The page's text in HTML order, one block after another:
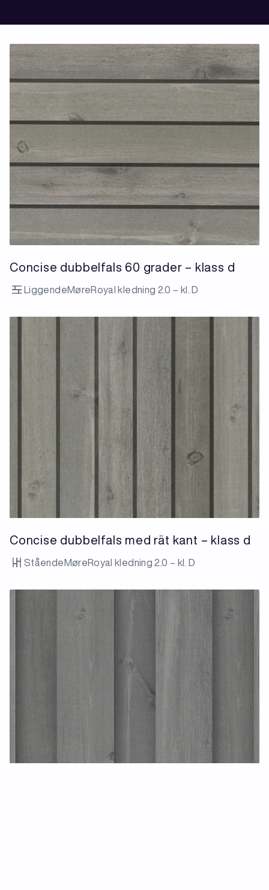
Concise dubbelfals 60 grader – klass d
LiggendeMøreRoyal kledning 2.0 – kl. D
Concise dubbelfals med rät kant – klass d
Stående MøreRoyal kledning 2.0 – kl. D